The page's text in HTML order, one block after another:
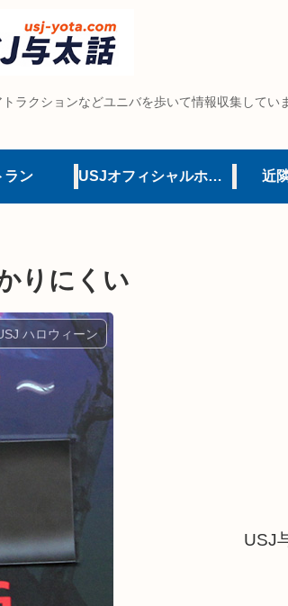
ラクションなどユニバを歩いて情報収集してい
ラン USJオフィシャルホテル 近
りにくい
ハロウィーン
USJ